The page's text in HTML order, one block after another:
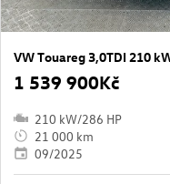
VW Touareg 3,0TDI 210
1 539 900Kč
210 kW/286 HP
21 000 km
09/2025